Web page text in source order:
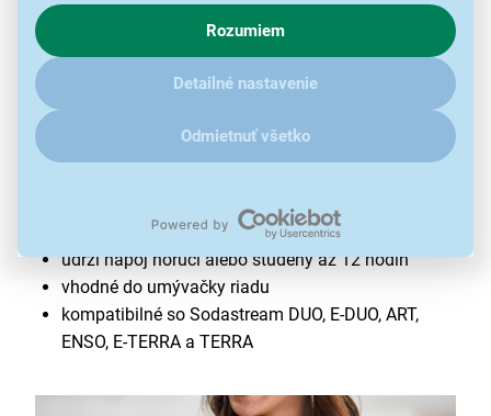
o chovaní na webe pre zobrazovaní cielených reklám.
V prípade že vás zaujímajú detaily, ako u nás s cookies a
ďalšími údaji pracujeme, kliknitesem.
Rozumiem
Detailné nastavenie
Odmietnuť všetko
Termofľaša Sodastream Fizz&Go COOL
0,9 l Sand
prémiový dizajn z nehrdzavejúcej ocele
100% tesnenie a odolnosť
udrží nápoj horúci alebo studený až 12 hodín
vhodné do umývačky riadu
kompatibilné so Sodastream DUO, E-DUO, ART,
ENSO, E-TERRA a TERRA